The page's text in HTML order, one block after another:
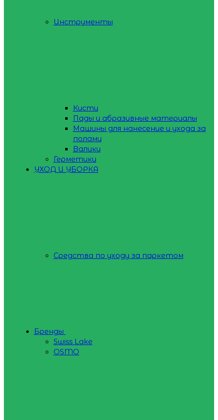
Инструменты
Кисти
Пады и абразивные материалы
Машины для нанесение и ухода за
полами
Валики
Герметики
УХОД И УБОРКА
Средства по уходу за паркетом
Бренды
Swiss Lake
OSMO